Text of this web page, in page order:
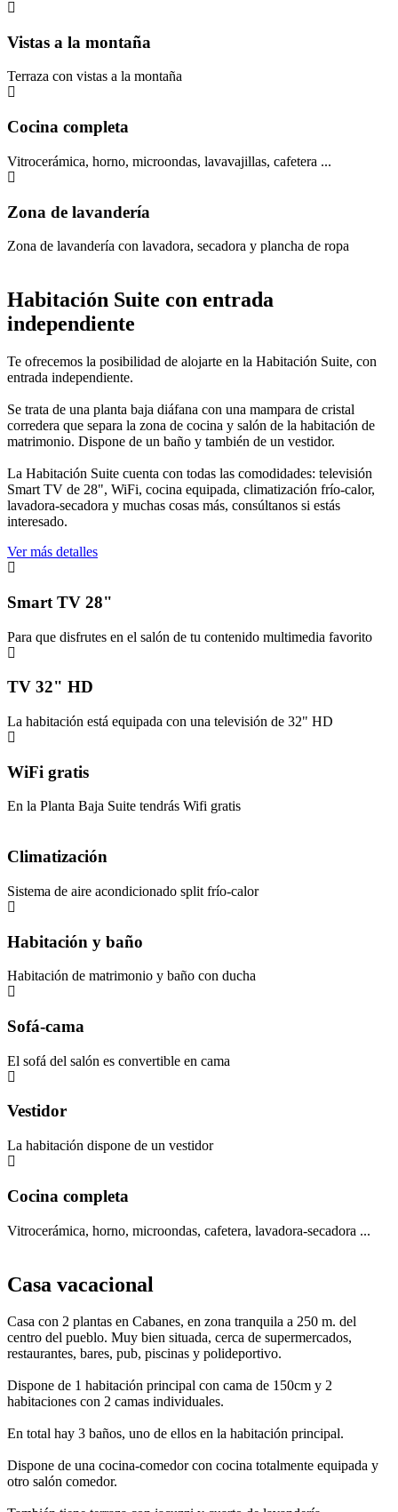
Vistas a la montaña
Terraza con vistas a la montaña
Cocina completa
Vitrocerámica, horno, microondas, lavavajillas, cafetera ...
Zona de lavandería
Zona de lavandería con lavadora, secadora y plancha de ropa
Habitación Suite con entrada
independiente
Te ofrecemos la posibilidad de alojarte en la Habitación Suite, con
entrada independiente.
Se trata de una planta baja diáfana con una mampara de cristal
corredera que separa la zona de cocina y salón de la habitación de
matrimonio. Dispone de un baño y también de un vestidor.
La Habitación Suite cuenta con todas las comodidades: televisión
Smart TV de 28", WiFi, cocina equipada, climatización frío-calor,
lavadora-secadora y muchas cosas más, consúltanos si estás
interesado.
Ver más detalles
Smart TV 28"
Para que disfrutes en el salón de tu contenido multimedia favorito
TV 32" HD
La habitación está equipada con una televisión de 32" HD
WiFi gratis
En la Planta Baja Suite tendrás Wifi gratis
Climatización
Sistema de aire acondicionado split frío-calor
Habitación y baño
Habitación de matrimonio y baño con ducha
Sofá-cama
El sofá del salón es convertible en cama
Vestidor
La habitación dispone de un vestidor
Cocina completa
Vitrocerámica, horno, microondas, cafetera, lavadora-secadora ...
Casa vacacional
Casa con 2 plantas en Cabanes, en zona tranquila a 250 m. del
centro del pueblo. Muy bien situada, cerca de supermercados,
restaurantes, bares, pub, piscinas y polideportivo.
Dispone de 1 habitación principal con cama de 150cm y 2
habitaciones con 2 camas individuales.
En total hay 3 baños, uno de ellos en la habitación principal.
Dispone de una cocina-comedor con cocina totalmente equipada y
otro salón comedor.